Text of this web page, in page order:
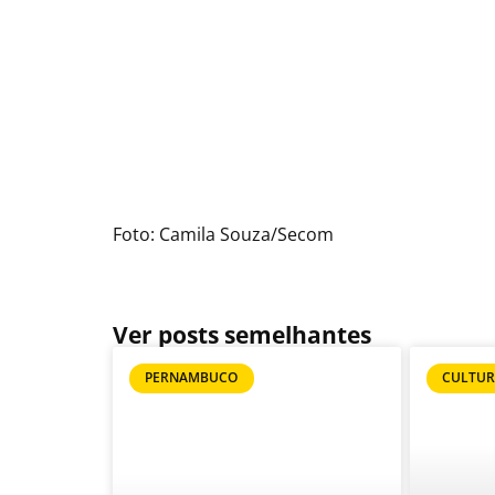
Foto: Camila Souza/Secom
Ver posts semelhantes
PERNAMBUCO